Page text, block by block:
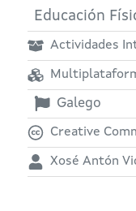
Educación
Actividades
Galego
Creative
Xosé Antón